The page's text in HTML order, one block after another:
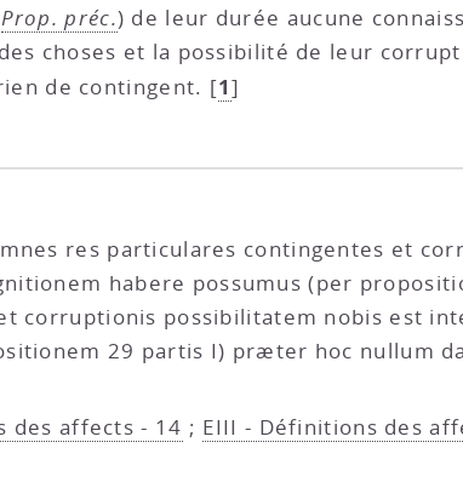
Prop. préc.) de leur durée aucune
choses et la possibilité de leur
de contingent. [1]
res particulares contingentes et
habere possumus (per
corruptionis possibilitatem nobis est
29 partis I) præter hoc nullum
des affects - 14 ; EIII - Définitions des